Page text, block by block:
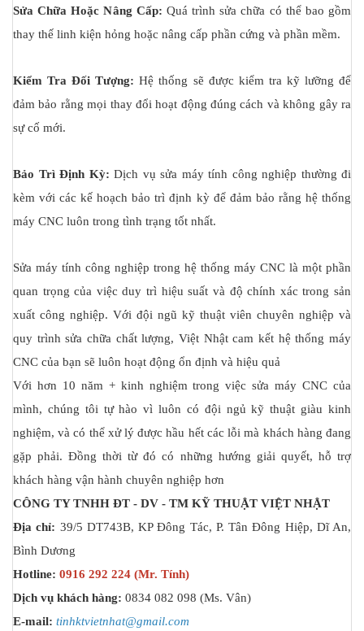
Sửa Chữa Hoặc Nâng Cấp: Quá trình sửa chữa có thể bao gồm
thay thế linh kiện hỏng hoặc nâng cấp phần cứng và phần mềm.
Kiểm Tra Đối Tượng: Hệ thống sẽ được kiểm tra kỹ lưỡng để
đảm bảo rằng mọi thay đổi hoạt động đúng cách và không gây ra
sự cố mới.
Bảo Trì Định Kỳ: Dịch vụ sửa máy tính công nghiệp thường đi
kèm với các kế hoạch bảo trì định kỳ để đảm bảo rằng hệ thống
máy CNC luôn trong tình trạng tốt nhất.
Sửa máy tính công nghiệp trong hệ thống máy CNC là một phần
quan trọng của việc duy trì hiệu suất và độ chính xác trong sản
xuất công nghiệp. Với đội ngũ kỹ thuật viên chuyên nghiệp và
quy trình sửa chữa chất lượng, Việt Nhật cam kết hệ thống máy
CNC của bạn sẽ luôn hoạt động ổn định và hiệu quả
Với hơn 10 năm + kinh nghiệm trong việc sửa máy CNC của
mình, chúng tôi tự hào vì luôn có đội ngủ kỹ thuật giàu kinh
nghiệm, và có thể xử lý được hầu hết các lỗi mà khách hàng đang
gặp phải. Đồng thời từ đó có những hướng giải quyết, hỗ trợ
khách hàng vận hành chuyên nghiệp hơn
CÔNG TY TNHH ĐT - DV - TM KỸ THUẬT VIỆT NHẬT
Địa chỉ: 39/5 DT743B, KP Đông Tác, P. Tân Đông Hiệp, Dĩ An,
Bình Dương
Hotline: 0916 292 224 (Mr. Tính)
Dịch vụ khách hàng: 0834 082 098 (Ms. Vân)
E-mail: tinhktvietnhat@gmail.com